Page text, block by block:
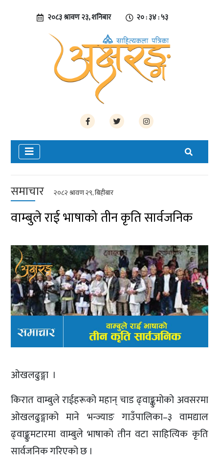
२०८३ श्रावण २३, शनिबार २० : ३४ : ५३
समाचार २०८२ श्रावण २९, बिहीबार
वाम्बुले राई भाषाको तीन कृति सार्वजनिक
ओखलढुङ्गा ।
किरात वाम्बुले राईहरूको महान् चाड ढ्वाङ्कुमोको अवसरमा
ओखलढुङ्गाको माने भन्ज्याङ गाउँपालिका–३ वामद्याल
ढ्वाङ्कुमटारमा वाम्बुले भाषाको तीन वटा साहित्यिक कृति
सार्वजनिक गरिएको छ ।